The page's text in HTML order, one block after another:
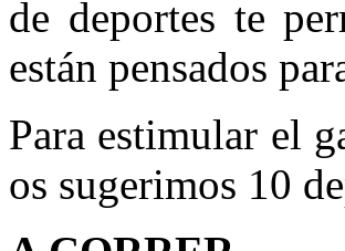
de deportes te
están pensados
Para estimular el
os sugerimos 10